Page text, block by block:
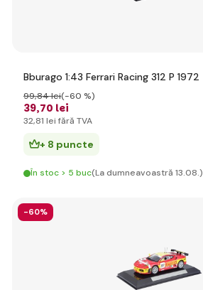
Bburago 1:43 Ferrari Racing 312 P 1972
39,70 lei
99,84 lei(-60 %)
32,81 lei fără TVA
+ 8 puncte
În stoc > 5 buc(La dumneavoastră 13.08.)
-60%